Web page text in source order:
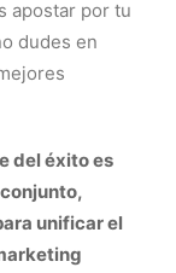
apostar por tu
dudes en
del éxito es
unificar el